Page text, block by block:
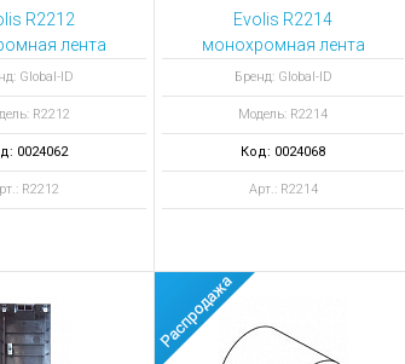
R2212
лента
отпечатков
Global-ID
R2212
0024062
R2212
Evolis R2214
монохромная лента
Green monochrome
ribbon 600 отпечатков
Бренд: Global-ID
Модель: R2214
Код: 0024068
Арт.: R2214